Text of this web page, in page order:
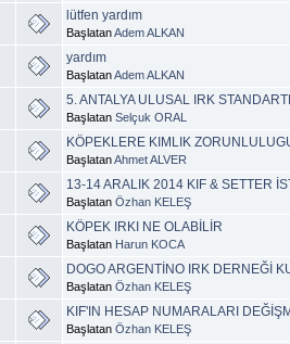
lütfen yardım
BaşlatanAdem ALKAN
yardım
BaşlatanAdem ALKAN
5. ANTALYA ULUSAL IRK
BaşlatanSelçuk ORAL
KÖPEKLERE KIMLIK
BaşlatanAhmet ALVER
13-14 ARALIK 2014 KIF & SETTER
BaşlatanÖzhan KELEŞ
KÖPEK IRKI NE OLABİLİR
Başlatan Harun KOCA
DOGO ARGENTİNO IRK DERNEĞİ
BaşlatanÖzhan KELEŞ
KIF'IN HESAP NUMARALARI
BaşlatanÖzhan KELEŞ